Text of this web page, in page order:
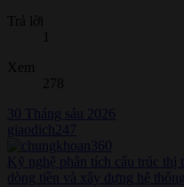
Trả lời
Xem
278
30 Tháng sáu 2026
giaodich247
Kỹ nghệ phân tích cấu trúc thị
dòng tiền và xây dựng hệ